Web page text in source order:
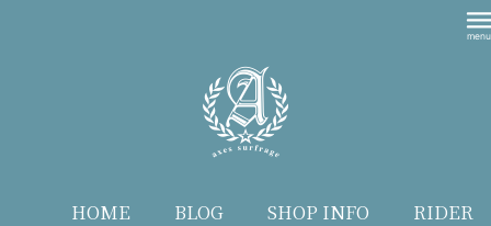
HOME BLOG SHOP INFO
RIDER